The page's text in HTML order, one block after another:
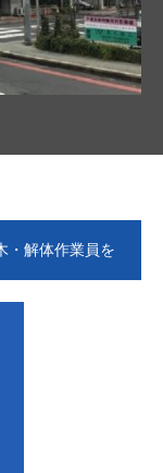
・解体作業員を